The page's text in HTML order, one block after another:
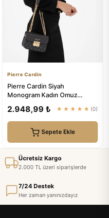
Pierre Cardin
Pierre Cardin Siyah
Monogram Kadın Omuz
2.948,99 ₺ ★★★★★ (0)
Sepete Ekle
Ücretsiz Kargo
2.000 TL üzeri siparişlerde
7/24 Destek
Her zaman yanınızdayız